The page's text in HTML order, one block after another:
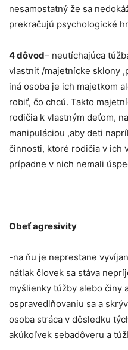
nesamostatný že sa
prekračujú psychologické
4 dôvod– neutíchajúca
vlastniť /majetnícke sklony
iná osoba je ich majetkom
robiť, čo chcú. Takto
rodičia k vlastným deťom,
manipuláciou ,aby deti
činnosti, ktoré rodičia v ich
prípadne v nich nemali
Obeť agresivity
-na ňu je neprestane
nátlak človek sa stáva
myšlienky túžby alebo činy
ospravedlňovaniu sa a
osoba stráca v dôsledku
akúkoľvek sebadôveru a